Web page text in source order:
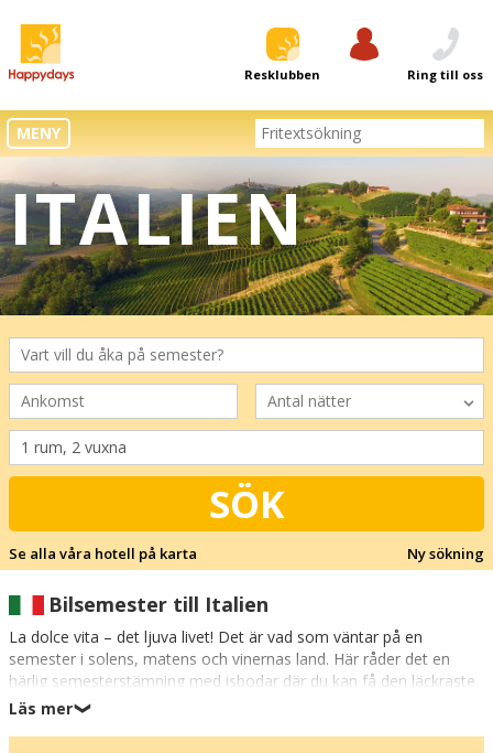
Resklubben Ring till oss
MENY
ITALIEN
SÖK
Se alla våra hotell på karta Ny sökning
Bilsemester till Italien
La dolce vita – det ljuva livet! Det är vad som väntar på en
semester i solens, matens och vinernas land. Här råder det en
härlig semesterstämning med isbodar där du kan få den läckraste
gelaton och doftande pastarätter på menyn varenda dag, medan
Läs mer❯